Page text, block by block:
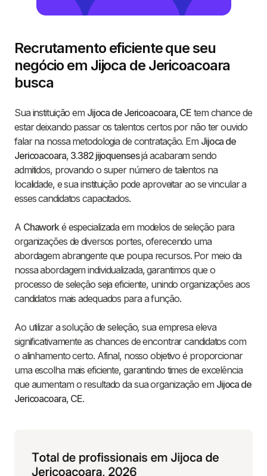
Recrutamento eficiente que seu
negócio em Jijoca de Jericoacoara
busca
Sua instituição em Jijoca de Jericoacoara, CE tem chance de
estar deixando passar os talentos certos por não ter ouvido
falar na nossa metodologia de contratação. Em Jijoca de
Jericoacoara, 3.382 jijoquensesjá acabaram sendo
admitidos, provando o super número de talentos na
localidade, e sua instituição pode aproveitar ao se vincular a
esses candidatos capacitados.
A Chaworké especializada em modelos de seleção para
organizações de diversos portes, oferecendo uma
abordagem abrangente que poupa recursos. Por meio da
nossa abordagem individualizada, garantimos que o
processo de seleção seja eficiente, unindo organizações aos
candidatos mais adequados para a função.
Ao utilizar a solução de seleção, sua empresa eleva
significativamente as chances de encontrar candidatos com
o alinhamento certo. Afinal, nosso objetivo é proporcionar
uma escolha mais eficiente, garantindo times de excelência
que aumentam o resultado da sua organização em Jijoca de
Jericoacoara, CE.